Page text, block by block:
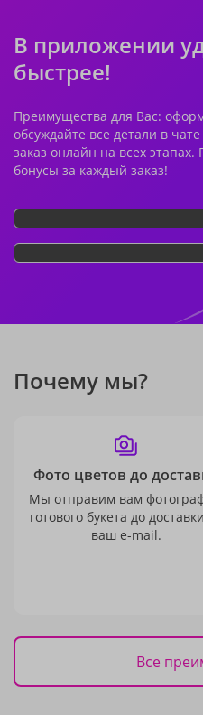
В приложении
быстрее!
Преимущества для Вас:
обсуждайте все детали в
заказ онлайн на всех
бонусы за каждый заказ!
Почему мы?
Фото цветов до
Мы отправим вам
готового букета до
ваш e-mail.
Все